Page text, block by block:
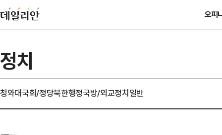
오피
정치
청와대국회/정당북한행정국방/외교정치일반